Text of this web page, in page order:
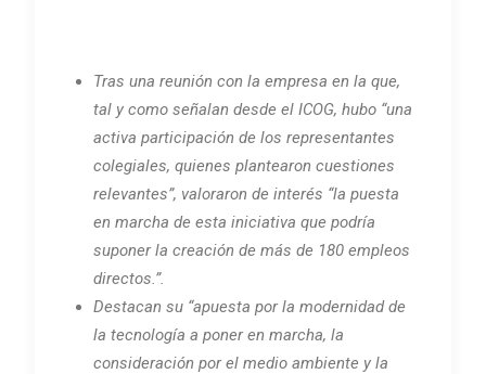
Tras una reunión con la empresa en la que,
tal y como señalan desde el ICOG, hubo “una
activa participación de los representantes
colegiales, quienes plantearon cuestiones
relevantes”, valoraron de interés “la puesta
en marcha de esta iniciativa que podría
suponer la creación de más de 180 empleos
directos.”.
Destacan su “apuesta por la modernidad de
la tecnología a poner en marcha, la
consideración por el medio ambiente y la